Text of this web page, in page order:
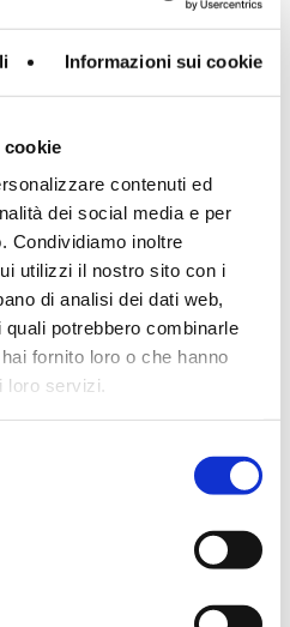
Informazioni sui cookie
contenuti ed
dei social media e per
Condividiamo inoltre
utilizzi il nostro sito con i
di analisi dei dati web,
potrebbero combinarle
fornito loro o che hanno
loro servizi.